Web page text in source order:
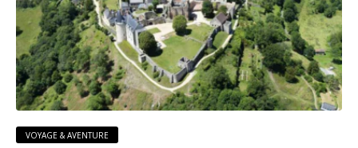
VOYAGE & AVENTURE